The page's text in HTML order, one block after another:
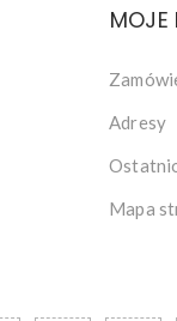
MOJE
Adresy
Mapa